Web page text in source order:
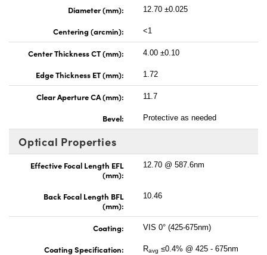
Diameter (mm): 12.70 ±0.025
Centering (arcmin): <1
Center Thickness CT (mm): 4.00 ±0.10
Edge Thickness ET (mm): 1.72
Clear Aperture CA (mm): 11.7
Bevel: Protective as needed
Optical Properties
Effective Focal Length EFL
(mm):
12.70 @ 587.6nm
Back Focal Length BFL
(mm):
10.46
Coating: VIS 0° (425-675nm)
Coating Specification: Ravg ≤0.4% @ 425 - 675nm